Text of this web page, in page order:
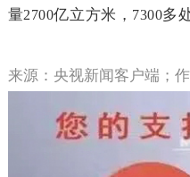
量2700亿立方米， 7300多
来源：央视新闻客户端；